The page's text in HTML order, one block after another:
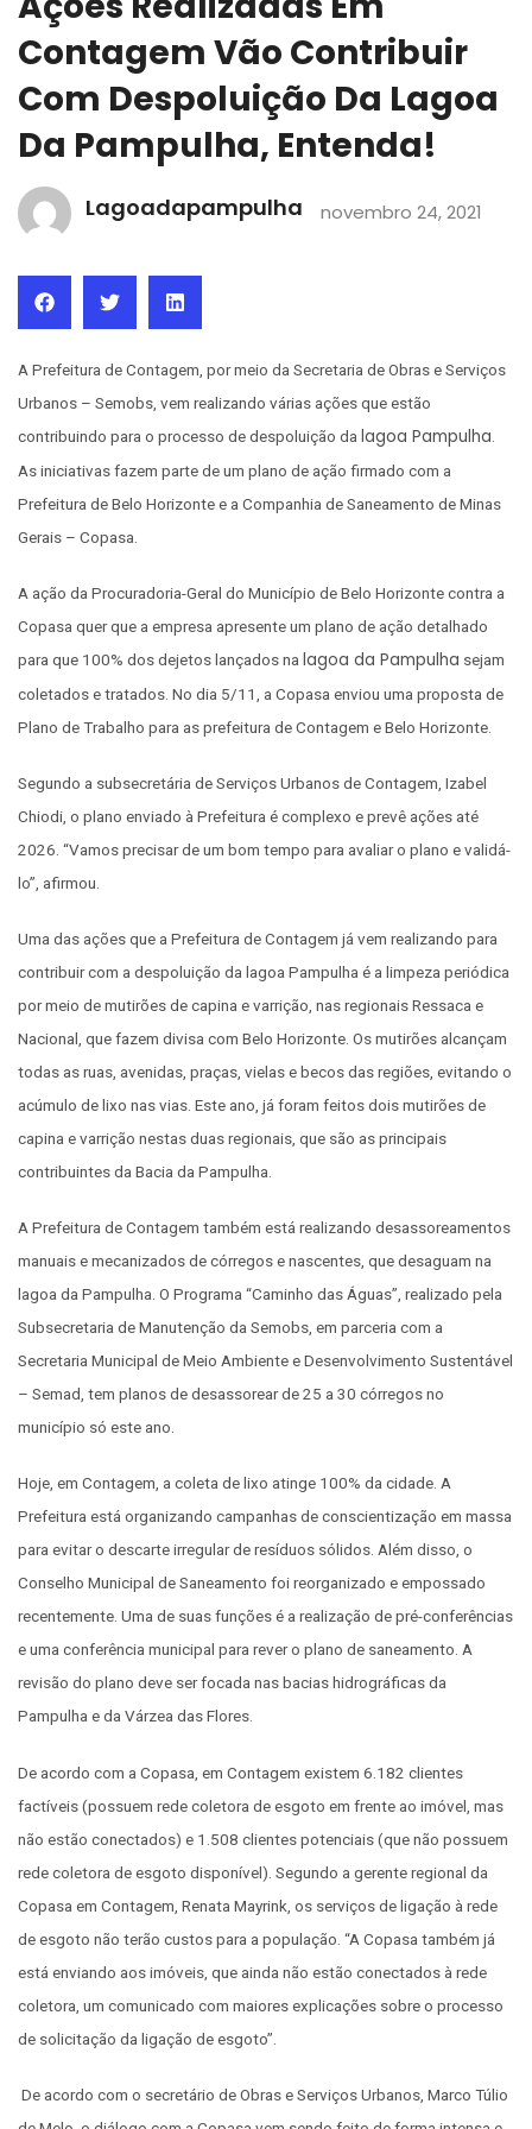
Contagem Vão Contribuir
Com Despoluição Da Lagoa
Da Pampulha, Entenda!
Lagoadapampulha novembro 24, 2021
A Prefeitura de Contagem, por meio da Secretaria de Obras e Serviços
Urbanos – Semobs, vem realizando várias ações que estão
contribuindo para o processo de despoluição da lagoa Pampulha
As iniciativas fazem parte de um plano de ação firmado com a
Prefeitura de Belo Horizonte e a Companhia de Saneamento de Minas
Gerais – Copasa.
A ação da Procuradoria-Geral do Município de Belo Horizonte contra a
Copasa quer que a empresa apresente um plano de ação detalhado
para que 100% dos dejetos lançados na lagoa da Pampulha sejam
coletados e tratados. No dia 5/11, a Copasa enviou uma proposta de
Plano de Trabalho para as prefeitura de Contagem e Belo Horizonte.
Segundo a subsecretária de Serviços Urbanos de Contagem, Izabel
Chiodi, o plano enviado à Prefeitura é complexo e prevê ações até
2026. “Vamos precisar de um bom tempo para avaliar o plano e validá-
lo”, afirmou.
Uma das ações que a Prefeitura de Contagem já vem realizando para
contribuir com a despoluição da lagoa Pampulha é a limpeza periódica
por meio de mutirões de capina e varrição, nas regionais Ressaca e
Nacional, que fazem divisa com Belo Horizonte. Os mutirões alcançam
todas as ruas, avenidas, praças, vielas e becos das regiões, evitando o
acúmulo de lixo nas vias. Este ano, já foram feitos dois mutirões de
capina e varrição nestas duas regionais, que são as principais
contribuintes da Bacia da Pampulha.
A Prefeitura de Contagem também está realizando desassoreamentos
manuais e mecanizados de córregos e nascentes, que desaguam na
lagoa da Pampulha. O Programa “Caminho das Águas”, realizado pela
Subsecretaria de Manutenção da Semobs, em parceria com a
Secretaria Municipal de Meio Ambiente e Desenvolvimento Sustentável
– Semad, tem planos de desassorear de 25 a 30 córregos no
município só este ano.
Hoje, em Contagem, a coleta de lixo atinge 100% da cidade. A
Prefeitura está organizando campanhas de conscientização em massa
para evitar o descarte irregular de resíduos sólidos. Além disso, o
Conselho Municipal de Saneamento foi reorganizado e empossado
recentemente. Uma de suas funções é a realização de pré-conferências
e uma conferência municipal para rever o plano de saneamento. A
revisão do plano deve ser focada nas bacias hidrográficas da
Pampulha e da Várzea das Flores.
De acordo com a Copasa, em Contagem existem 6.182 clientes
factíveis (possuem rede coletora de esgoto em frente ao imóvel, mas
não estão conectados) e 1.508 clientes potenciais (que não possuem
rede coletora de esgoto disponível). Segundo a gerente regional da
Copasa em Contagem, Renata Mayrink, os serviços de ligação à rede
de esgoto não terão custos para a população. “A Copasa também já
está enviando aos imóveis, que ainda não estão conectados à rede
coletora, um comunicado com maiores explicações sobre o processo
de solicitação da ligação de esgoto”.
De acordo com o secretário de Obras e Serviços Urbanos, Marco Túlio